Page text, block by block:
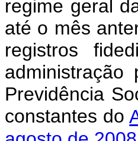
regime geral
até o mês
registros
Previdência
constantes do